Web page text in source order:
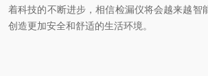
着科技的不断进步，相信检漏仪将会越来越智
创造更加安全和舒适的生活环境。